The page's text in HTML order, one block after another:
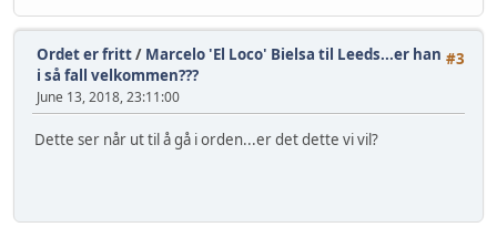
#3
Ordet er fritt/ Marcelo 'El Loco' Bielsa til Leeds...er han
i så fall velkommen???
June 13, 2018, 23:11:00
Dette ser når ut til å gå i orden...er det dette vi vil?